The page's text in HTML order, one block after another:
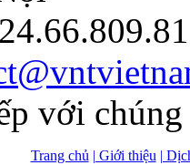
với
Trang chủ | Giới thiệu |